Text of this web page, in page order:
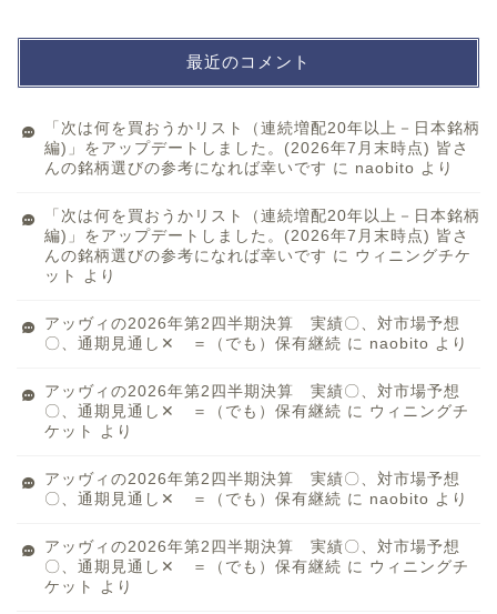
最近のコメント
「次は何を買おうかリスト（連続増配20年以上－日本銘柄
編)」をアップデートしました。(2026年7月末時点) 皆さ
んの銘柄選びの参考になれば幸いです に naobito より
「次は何を買おうかリスト（連続増配20年以上－日本銘柄
編)」をアップデートしました。(2026年7月末時点) 皆さ
んの銘柄選びの参考になれば幸いです に ウィニングチケ
ット
より
アッヴィの2026年第2四半期決算 実績〇、対市場予想
〇、通期見通し✕ ＝（でも）保有継続 に naobito より
アッヴィの2026年第2四半期決算 実績〇、対市場予想
〇、通期見通し✕ ＝（でも）保有継続 に ウィニングチ
ケット
より
アッヴィの2026年第2四半期決算 実績〇、対市場予想
〇、通期見通し✕ ＝（でも）保有継続 に naobito より
アッヴィの2026年第2四半期決算 実績〇、対市場予想
〇、通期見通し✕ ＝（でも）保有継続 に ウィニングチ
ケット
より